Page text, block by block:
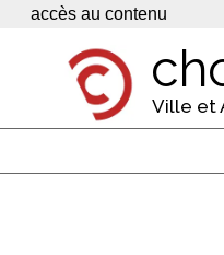
Panneau de gestion des cookies
accès au contenu
Ville et